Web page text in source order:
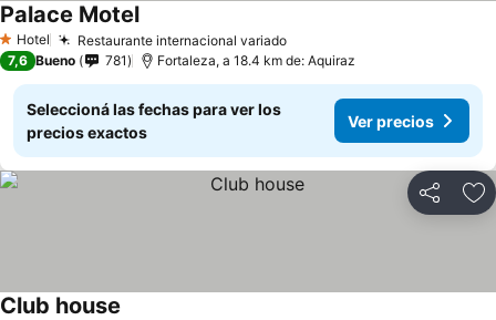
1 Estrellas
Hotel Restaurante internacional variadoVer precios
Palace MotelVer precios
7,6 Bueno 781 Fortaleza, a 18.4 km de: Aquiraz
Seleccioná las fechas para ver los
precios exactos
Ver precios
Compartir
Club house